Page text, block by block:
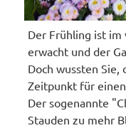
Der Frühling ist im
erwacht und der
Doch wussten
Zeitpunkt für
Der sogenannte
Stauden zu mehr